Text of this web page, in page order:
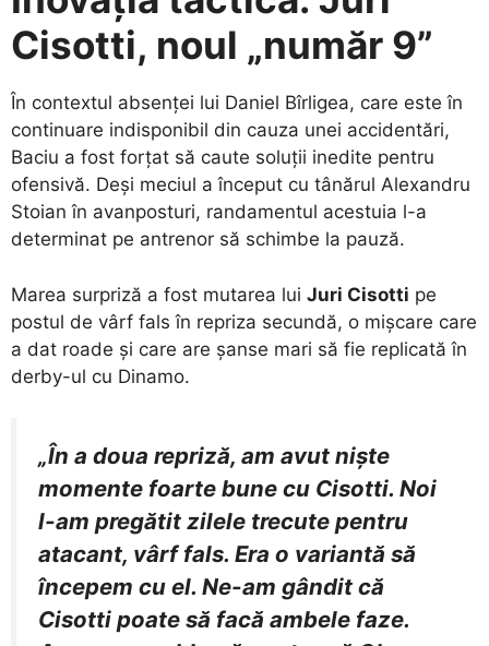
Cisotti, noul „număr 9”
​În contextul absenței lui Daniel Bîrligea, care este în
continuare indisponibil din cauza unei accidentări,
Baciu a fost forțat să caute soluții inedite pentru
ofensivă. Deși meciul a început cu tânărul Alexandru
Stoian în avanposturi, randamentul acestuia l-a
determinat pe antrenor să schimbe la pauză.
​Marea surpriză a fost mutarea lui Juri Cisotti pe
postul de vârf fals în repriza secundă, o mișcare care
a dat roade și care are șanse mari să fie replicată în
derby-ul cu Dinamo.
„În a doua repriză, am avut niște
momente foarte bune cu Cisotti. Noi
l-am pregătit zilele trecute pentru
atacant, vârf fals. Era o variantă să
începem cu el. Ne-am gândit că
Cisotti poate să facă ambele faze.